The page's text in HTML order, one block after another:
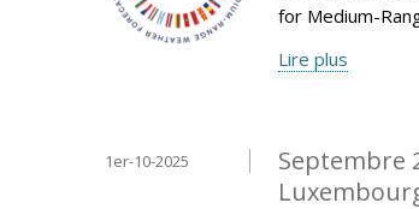
for Medium-
Lire plus
Septembre
1er-10-2025